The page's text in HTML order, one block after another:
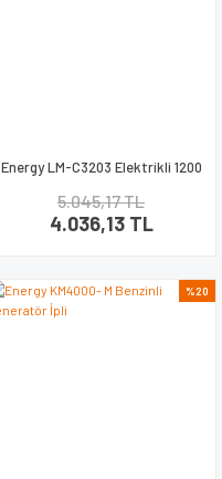
Energy LM-C3203 Elektrikli 1200
5.045,17 TL
4.036,13 TL
%20